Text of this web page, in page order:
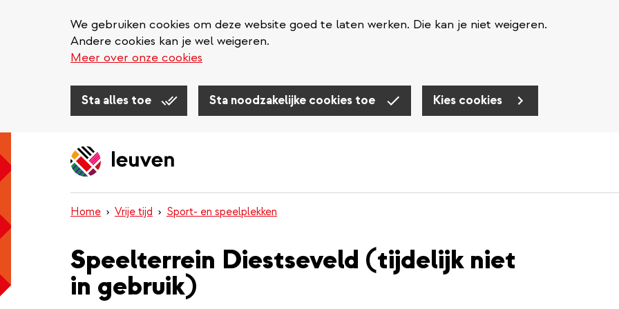
We gebruiken cookies om deze website goed te laten werken. Die kan je niet weigeren.
Andere cookies kan je wel weigeren.
Meer over onze cookies
Sta alles toe Sta noodzakelijke cookies toe Kies cookies
Home Vrije tijd Sport- en speelplekken
Speelterrein Diestseveld (tijdelijk niet
in gebruik)